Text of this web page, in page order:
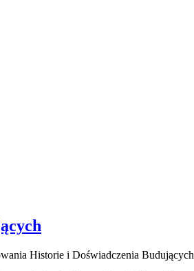
Historie i Doświadczenia Budujących